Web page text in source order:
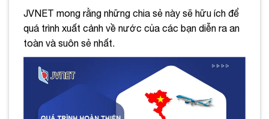
JVNET mong rằng những chia sẻ này sẽ hữu ích để
quá trình xuất cảnh về nước của các bạn diễn ra an
toàn và suôn sẻ nhất.